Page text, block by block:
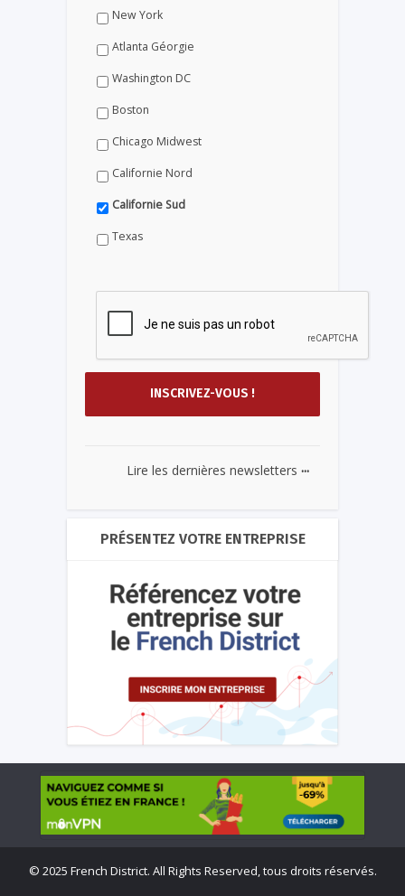
New York
Atlanta Géorgie
Washington DC
Boston
Chicago Midwest
Californie Nord
Californie Sud
Texas
Lire les dernières newsletters ...
PRÉSENTEZ VOTRE ENTREPRISE
© 2025 French District. All Rights Reserved, tous droits réservés.